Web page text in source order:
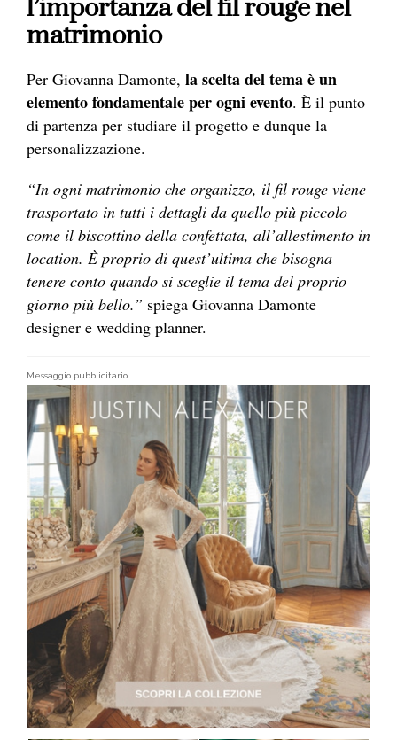
l’importanza del fil rouge nel
matrimonio
Per Giovanna Damonte, la scelta del tema è un
elemento fondamentale per ogni evento. È il punto
di partenza per studiare il progetto e dunque la
personalizzazione.
“In ogni matrimonio che organizzo, il fil rouge viene
trasportato in tutti i dettagli da quello più piccolo
come il biscottino della confettata, all’allestimento in
location. È proprio di quest’ultima che bisogna
tenere conto quando si sceglie il tema del proprio
giorno più bello.” spiega Giovanna Damonte
designer e wedding planner.
Messaggio pubblicitario